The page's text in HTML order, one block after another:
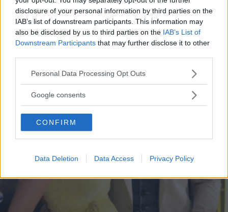
disclosure of your personal information by third parties on the
IAB’s list of downstream participants. This information may
also be disclosed by us to third parties on the IAB’s List of
Downstream Participants that may further disclose it to other
Please note that this website/app uses one or more Google
not limited to your visit or usage behaviour. You may click to
use your data for below specified purposes in below Google
consent section.
Personal Data Processing Opt Outs
Google consents
CONFIRM
Data Deletion Data Access Privacy Policy